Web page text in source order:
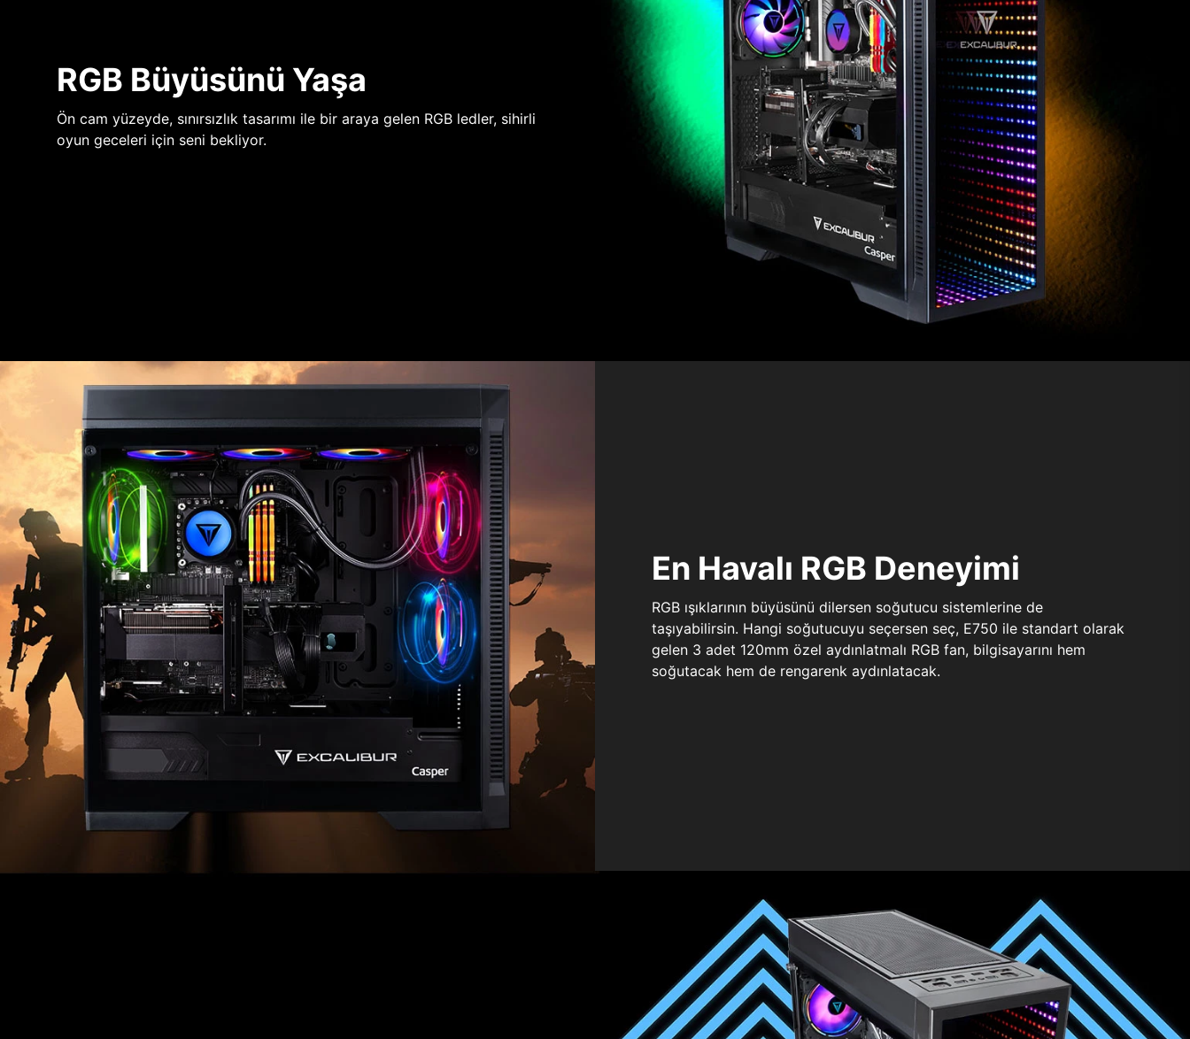
RGB Büyüsünü Yaşa
Ön cam yüzeyde, sınırsızlık tasarımı ile bir araya gelen RGB ledler, sihirli
oyun geceleri için seni bekliyor.
En Havalı RGB Deneyimi
RGB ışıklarının büyüsünü dilersen soğutucu sistemlerine de
taşıyabilirsin. Hangi soğutucuyu seçersen seç, E750 ile standart olarak
gelen 3 adet 120mm özel aydınlatmalı RGB fan, bilgisayarını hem
soğutacak hem de rengarenk aydınlatacak.